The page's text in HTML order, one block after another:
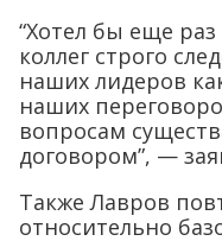
“Хотел бы еще
коллег строго
наших лидеров
наших
вопросам
договором”, —
Также Лавров
относительно